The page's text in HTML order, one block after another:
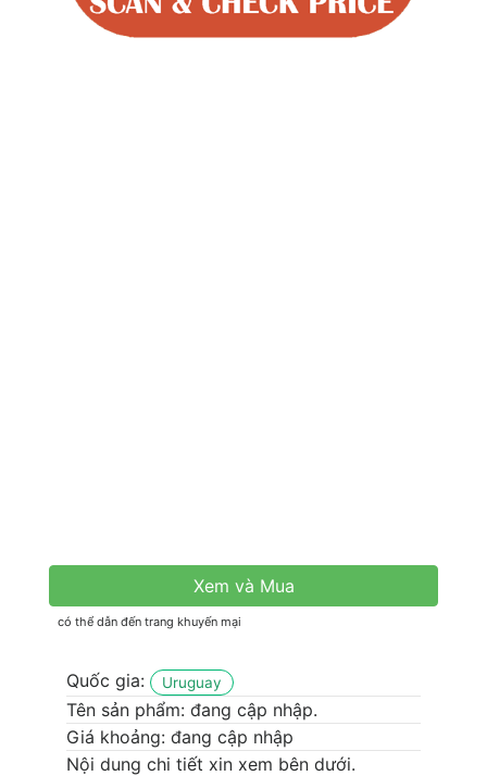
Xem và Mua
có thể dẫn đến trang khuyến mại
Quốc gia: Uruguay
Tên sản phẩm: đang cập nhập.
Giá khoảng: đang cập nhập
Nội dung chi tiết xin xem bên dưới.